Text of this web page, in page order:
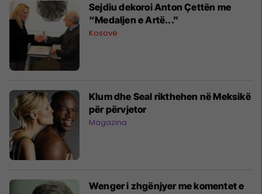
Sejdiu dekoroi Anton Çettën me
“Medaljen e Artë...”
Kosovë
Klum dhe Seal rikthehen në Meksikë
për përvjetor
Magazina
Wenger i zhgënjyer me komentet e